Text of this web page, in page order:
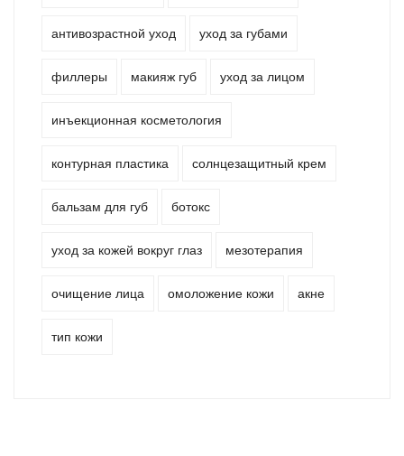
антивозрастной уход уход за губами
филлеры макияж губ уход за лицом
инъекционная косметология
контурная пластика солнцезащитный крем
бальзам для губ ботокс
уход за кожей вокруг глаз мезотерапия
очищение лица омоложение кожи акне
тип кожи